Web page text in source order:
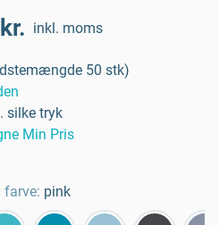
inkl. moms
50 stk)
silke tryk
Min Pris
pink